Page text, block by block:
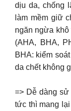
dịu da, chống
làm mềm giữ
ngăn ngừa
(AHA, BHA,
BHA: kiểm
da chết không
=> Dễ dàng sử
tức thì mang